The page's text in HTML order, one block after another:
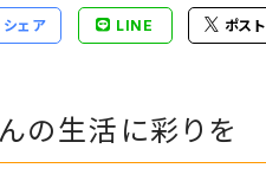
シェア LINE ポスト
の生活に彩りを